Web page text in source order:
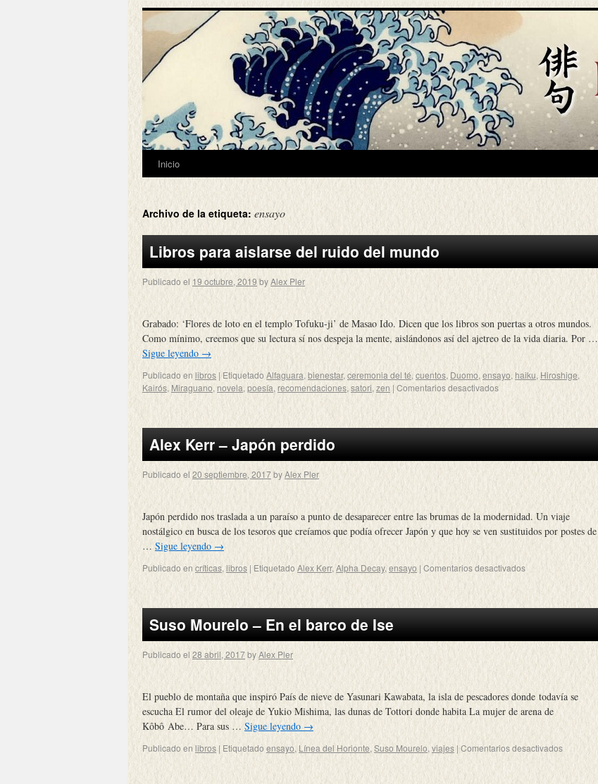
Inicio
Archivo de la etiqueta: ensayo
Libros para aislarse del ruido del mundo
Publicado el 19 octubre, 2019 byAlex Pler
Grabado: ‘Flores de loto en el templo Tofuku-ji’ de Masao Ido. Dicen que los libros son puertas a otros mundos.
Como mínimo, creemos que su lectura sí nos despeja la mente, aislándonos así del ajetreo de la vida diaria. Por …
Sigue leyendo →
Publicado en libros | Etiquetado Alfaguara, bienestar, ceremonia del té,cuentos, Duomo, ensayo, haiku, Hiroshige,
Kairós, Miraguano, novela poesía, recomendaciones, satori, zen | Comentarios desactivados
Alex Kerr – Japón perdido
Publicado el 20 septiembre, 2017byAlex Pler
Japón perdido nos traslada a un paraíso a punto de desaparecer entre las brumas de la modernidad. Un viaje
nostálgico en busca de los tesoros que creíamos que podía ofrecer Japón y que hoy se ven sustituidos por postes de
… Sigue leyendo →
Publicado en críticas, libros | Etiquetado Alex Kerr, Alpha Decay, ensayo | Comentarios desactivados
Suso Mourelo – En el barco de Ise
Publicado el 28 abril, 2017byAlex Pler
El pueblo de montaña que inspiró País de nieve de Yasunari Kawabata, la isla de pescadores donde todavía se
escucha El rumor del oleaje de Yukio Mishima, las dunas de Tottori donde habita La mujer de arena de
Kôbô Abe… Para sus … Sigue leyendo →
Publicado en libros | Etiquetado ensayo, Línea del Horionte, Suso Mourelo, viajes | Comentarios desactivados